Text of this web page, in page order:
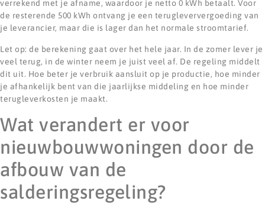
verrekend met je afname, waardoor je netto 0 kWh betaalt. Voor
de resterende 500 kWh ontvang je een terugleververgoeding van
je leverancier, maar die is lager dan het normale stroomtarief.
Let op: de berekening gaat over het hele jaar. In de zomer lever je
veel terug, in de winter neem je juist veel af. De regeling middelt
dit uit. Hoe beter je verbruik aansluit op je productie, hoe minder
je afhankelijk bent van die jaarlijkse middeling en hoe minder
terugleverkosten je maakt.
Wat verandert er voor
nieuwbouwwoningen door de
afbouw van de
salderingsregeling?